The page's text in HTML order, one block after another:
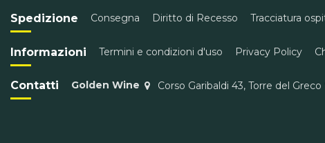
Spedizione Consegna Diritto di Recesso Tracciatura
Informazioni Termini e condizioni d'uso Privacy Policy
Contatti Golden Wine Corso Garibaldi 43, Torre del Greco